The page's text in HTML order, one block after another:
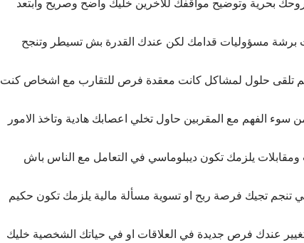
بحرية وتوضيح مواقفك للآخرين خليك واضح وصريح وابتعد
برشة مسؤوليات قدامك لكن عندك القدرة بش تسيطر وتنجح
تلقى حلول لمشاكل كانت معقدة فرص للتقارب مع اشخاص كنت
الفهم مع المقربين حاول تخلي اعصابك هادية وتاخذ الامور
ومقابلات يلزمك تكون ديبلوماسي في التعامل مع الناس باش
تنجم تجيك فرصة ربح او تسوية مسألة مالية يلزمك تكون حكيم
عندك فرص جديدة في العلاقات او في حياتك الشخصية خليك